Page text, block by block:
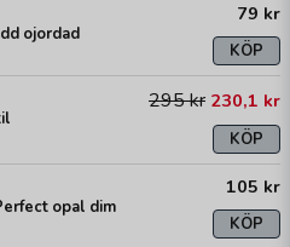
ojordad
79 kr
KÖP
295 kr 230,1 kr
KÖP
opal dim
105 kr
KÖP